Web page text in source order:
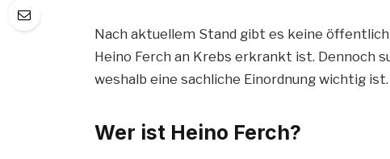
Nach aktuellem Stand gibt es keine
Heino Ferch an Krebs erkrankt ist. Dennoch
weshalb eine sachliche Einordnung wichtig ist.
Wer ist Heino Ferch?